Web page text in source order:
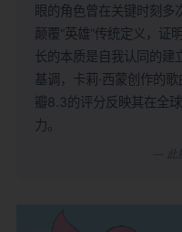
眼的角色曾在关键时刻多
颠覆“英雄”传统定义，证
长的本质是自我认同的建
基调，卡莉·西蒙创作的
瓣8.3的评分反映其在全
力。